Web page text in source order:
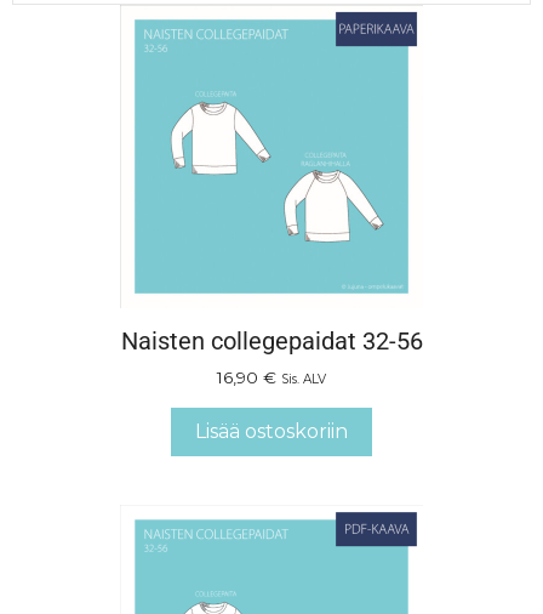
Naisten collegepaidat 32-56
16,90 € Sis. ALV
Lisää ostoskoriin